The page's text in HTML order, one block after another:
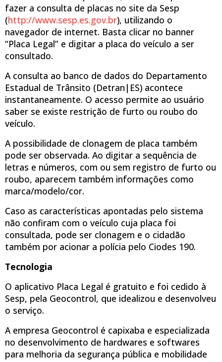
fazer a consulta de placas no site da Sesp
(http://www.sesp.es.gov.br), utilizando o
navegador de internet. Basta clicar no banner
“Placa Legal” e digitar a placa do veículo a ser
consultado.
A consulta ao banco de dados do Departamento
Estadual de Trânsito (Detran|ES) acontece
instantaneamente. O acesso permite ao usuário
saber se existe restrição de furto ou roubo do
veículo.
A possibilidade de clonagem de placa também
pode ser observada. Ao digitar a sequência de
letras e números, com ou sem registro de furto ou
roubo, aparecem também informações como
marca/modelo/cor.
Caso as características apontadas pelo sistema
não confiram com o veículo cuja placa foi
consultada, pode ser clonagem e o cidadão
também por acionar a polícia pelo Ciodes 190.
Tecnologia
O aplicativo Placa Legal é gratuito e foi cedido à
Sesp, pela Geocontrol, que idealizou e desenvolveu
o serviço.
A empresa Geocontrol é capixaba e especializada
no desenvolvimento de hardwares e softwares
para melhoria da segurança pública e mobilidade